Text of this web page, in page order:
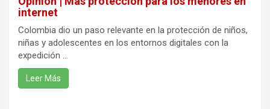
internet
Colombia dio un paso relevante en la protección de niños,
niñas y adolescentes en los entornos digitales con la
expedición ...
Leer Más